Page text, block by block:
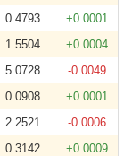
0.4793
+0.0001
1.5504
+0.0004
5.0728
-0.0049
0.0908
+0.0001
2.2521
-0.0006
0.3142
+0.0009